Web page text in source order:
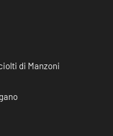
di Manzoni